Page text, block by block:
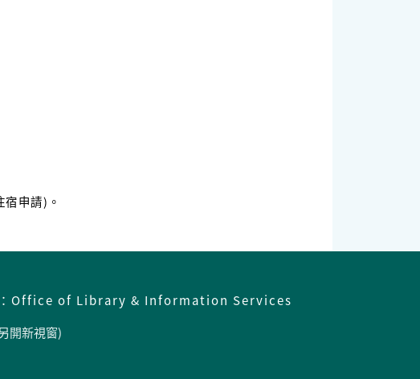
申請)。
Office of Library & Information Services
開新視窗)